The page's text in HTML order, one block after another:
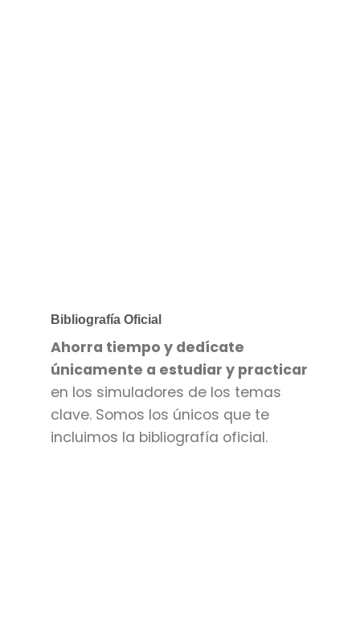
Bibliografía Oficial
Ahorra tiempo y dedícate
únicamente a estudiar y practicar
en los simuladores de los temas
clave. Somos los únicos que te
incluimos la bibliografía oficial.